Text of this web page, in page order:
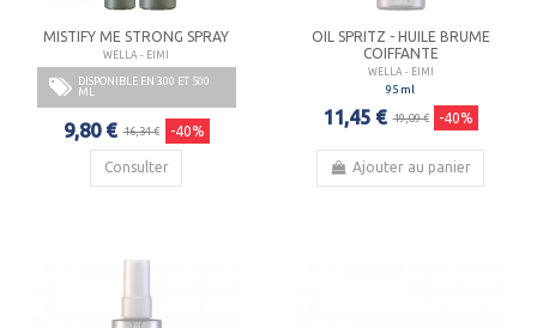
MISTIFY ME STRONG SPRAY
WELLA - EIMI
DISPONIBLE EN 300 ET 500
ML
9,80 € 16,34 € -40%
Consulter
OIL SPRITZ - HUILE BRUME
COIFFANTE
WELLA - EIMI
95 ml
11,45 € 19,09 € -40%
Ajouter au panier